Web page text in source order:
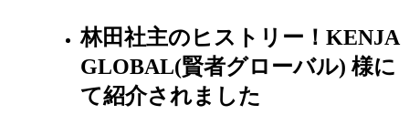
林田社主のヒストリー！KENJA
GLOBAL(賢者グローバル) 様に
て紹介されました